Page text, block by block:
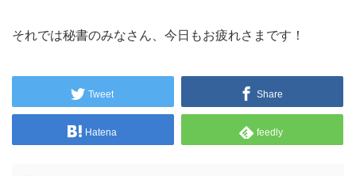
それでは秘書のみなさん、今日もお疲れさまです！
Tweet Share
Hatena feedly